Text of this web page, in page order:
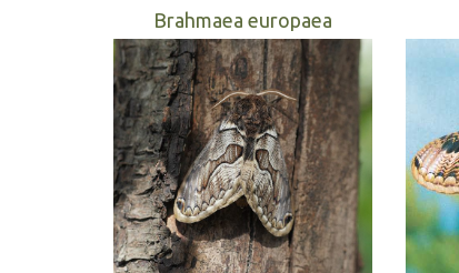
Brahmaea europaea